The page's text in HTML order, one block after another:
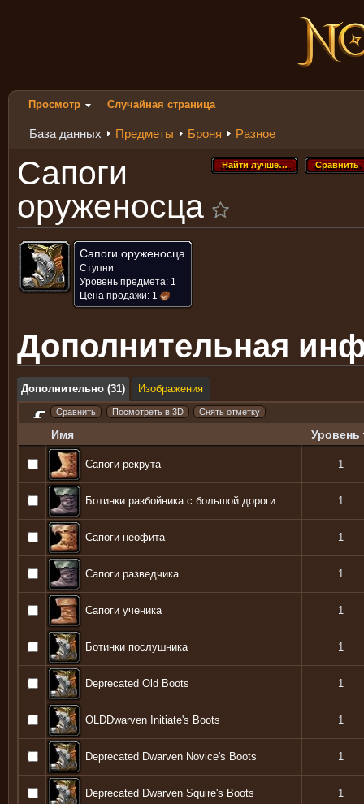
Просмотр Случайная страница
База данных Предметы Броня Разное
Сравнить
Сравнить
Найти лучше…
Найти лучше…
Сапоги
оруженосца
Сапоги оруженосца
Ступни
Уровень предмета: 1
Цена продажи: 1
Дополнительная
Дополнительно (31) Изображения
Имя Уровень
Сапоги рекрута 1
Ботинки разбойника с большой дороги 1
Сапоги неофита 1
Сапоги разведчика 1
Сапоги ученика 1
Ботинки послушника 1
Deprecated Old Boots 1
OLDDwarven Initiate's Boots 1
Deprecated Dwarven Novice's Boots 1
Deprecated Dwarven Squire's Boots 1